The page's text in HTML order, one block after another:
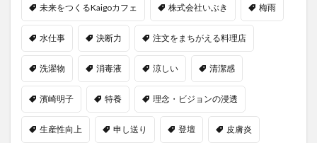
未来をつくるKaigoカフェ 株式会社いぶき 梅雨
水仕事 決断力 注文をまちがえる料理店
洗濯物 消毒液 涼しい 清潔感
濱崎明子 特養 理念・ビジョンの浸透
生産性向上 申し送り 登壇 皮膚炎